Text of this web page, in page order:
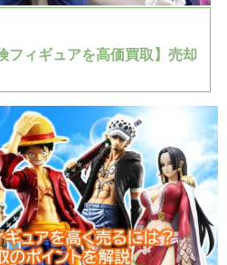
フィギュアを高価買取】売却